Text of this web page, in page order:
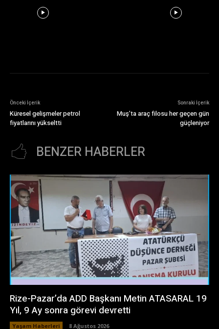
Önceki İçerik
Küresel gelişmeler petrol
fiyatlarını yükseltti
Sonraki İçerik
Muş’ta araç filosu her geçen gün
güçleniyor
BENZER HABERLER
Rize-Pazar’da ADD Başkanı Metin ATASARAL 19
Yıl, 9 Ay sonra görevi devretti
Yaşam Haberleri 8 Ağustos 2026